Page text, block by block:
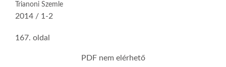
Trianoni Szemle
2014 / 1-2
167. oldal
PDF nem elérhető